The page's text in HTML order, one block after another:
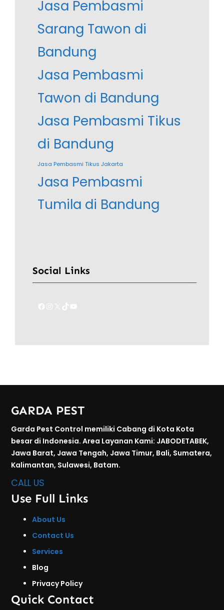
Jasa Pembasmi
Sarang Tawon di
Bandung
Jasa Pembasmi
Tawon di Bandung
Jasa Pembasmi Tikus
di Bandung
Jasa Pembasmi Tikus Jakarta
Jasa Pembasmi
Tumila di Bandung
Social Links
Facebook Instagram TikTok YouTube
GARDA PEST
Garda Pest Control memiliki Cabang di Kota Kota
besar di Indonesia. Area Layanan Kami: JABODETABEK,
Jawa Barat, Jawa Tengah, Jawa Timur, Bali, Sumatera,
Kalimantan, Sulawesi, Batam.
CALL US
Use Full Links
About Us
Contact Us
Services
Blog
Privacy Policy
Quick Contact